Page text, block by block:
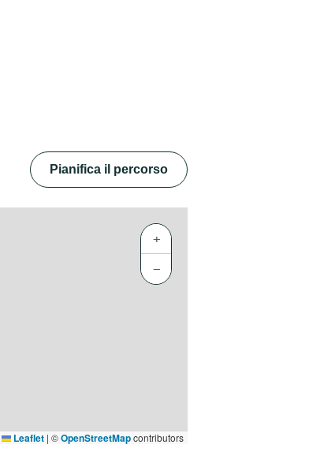
Pianifica il percorso
+
−
Leaflet | ©OpenStreetMapcontributors